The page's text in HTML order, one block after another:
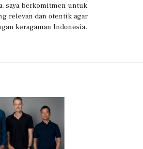
saya berkomitmen untuk
relevan dan otentik agar
keragaman Indonesia.